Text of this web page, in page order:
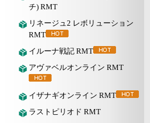
チ) RMT
リネージュ2 レボリューション
RMT
イルーナ戦記 RMT
アヴァベルオンライン RMT
イザナギオンライン RMT
ラストピリオド RMT